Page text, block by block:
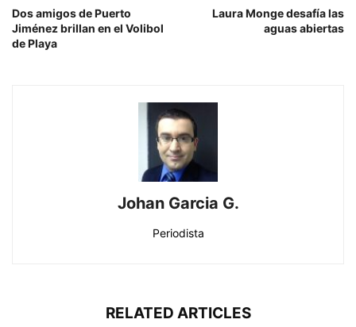
Dos amigos de Puerto
Jiménez brillan en el Volibol
de Playa
Laura Monge desafía las
aguas abiertas
Johan Garcia G.
Periodista
RELATED ARTICLES